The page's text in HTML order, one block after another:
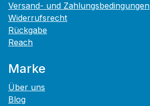
Versand- und Zahlungsbedingungen
Widerrufsrecht
Rückgabe
Reach
Marke
Über uns
Blog